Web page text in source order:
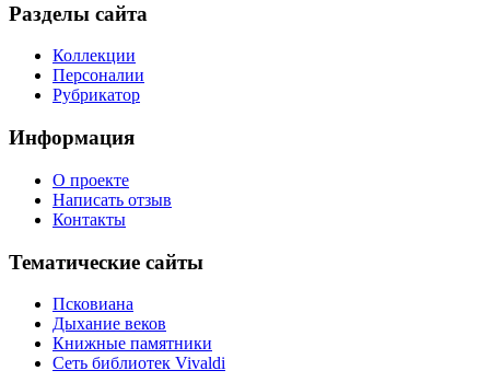
Разделы сайта
Коллекции
Персоналии
Рубрикатор
Информация
О проекте
Написать отзыв
Контакты
Тематические сайты
Псковиана
Дыхание веков
Книжные памятники
Сеть библиотек Vivaldi